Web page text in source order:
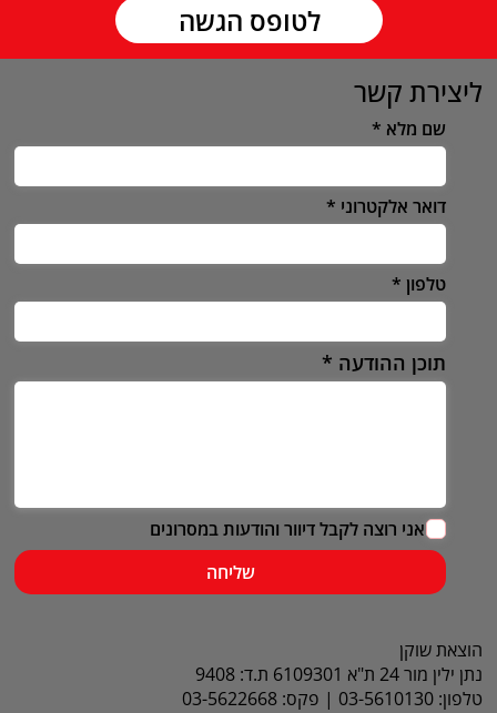
לטופס הגשה
ליצירת קשר
שם מלא
דואר אלקטרוני
טלפון
תוכן ההודעה
אני רוצה לקבל דיוור והודעות במסרונים
שליחה
הוצאת שוקן
נתן ילין מור 24 ת"א 6109301 ת.ד: 9408
טלפון: 03-5610130 | פקס: 03-5622668